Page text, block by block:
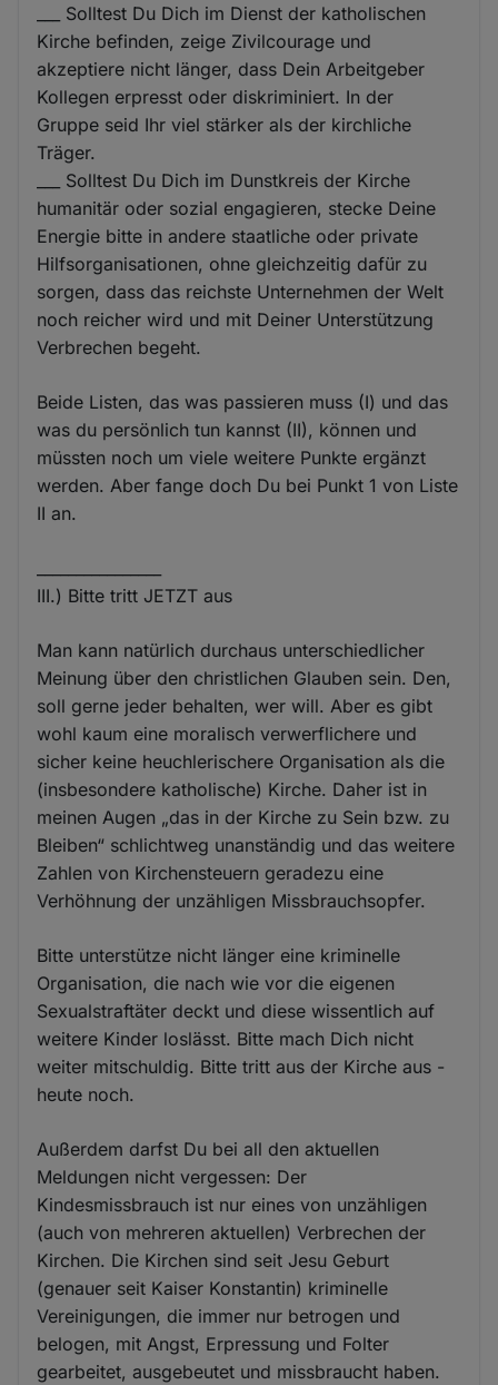
___ Solltest Du Dich im Dienst der katholischen
Kirche befinden, zeige Zivilcourage und
akzeptiere nicht länger, dass Dein Arbeitgeber
Kollegen erpresst oder diskriminiert. In der
Gruppe seid Ihr viel stärker als der kirchliche
Träger.
___ Solltest Du Dich im Dunstkreis der Kirche
humanitär oder sozial engagieren, stecke Deine
Energie bitte in andere staatliche oder private
Hilfsorganisationen, ohne gleichzeitig dafür zu
sorgen, dass das reichste Unternehmen der Welt
noch reicher wird und mit Deiner Unterstützung
Verbrechen begeht.
Beide Listen, das was passieren muss (I) und das
was du persönlich tun kannst (II), können und
müssten noch um viele weitere Punkte ergänzt
werden. Aber fange doch Du bei Punkt 1 von Liste
II an.
III.) Bitte tritt JETZT aus
Man kann natürlich durchaus unterschiedlicher
Meinung über den christlichen Glauben sein. Den,
soll gerne jeder behalten, wer will. Aber es gibt
wohl kaum eine moralisch verwerflichere und
sicher keine heuchlerischere Organisation als die
(insbesondere katholische) Kirche. Daher ist in
meinen Augen „das in der Kirche zu Sein bzw. zu
Bleiben“ schlichtweg unanständig und das weitere
Zahlen von Kirchensteuern geradezu eine
Verhöhnung der unzähligen Missbrauchsopfer.
Bitte unterstütze nicht länger eine kriminelle
Organisation, die nach wie vor die eigenen
Sexualstraftäter deckt und diese wissentlich auf
weitere Kinder loslässt. Bitte mach Dich nicht
weiter mitschuldig. Bitte tritt aus der Kirche aus -
heute noch.
Außerdem darfst Du bei all den aktuellen
Meldungen nicht vergessen: Der
Kindesmissbrauch ist nur eines von unzähligen
(auch von mehreren aktuellen) Verbrechen der
Kirchen. Die Kirchen sind seit Jesu Geburt
(genauer seit Kaiser Konstantin) kriminelle
Vereinigungen, die immer nur betrogen und
belogen, mit Angst, Erpressung und Folter
gearbeitet, ausgebeutet und missbraucht haben.